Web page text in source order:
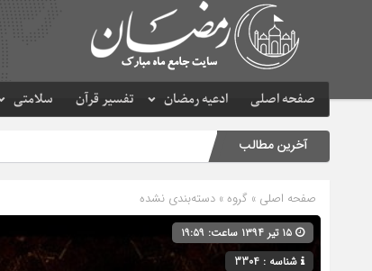
صفحه اصلی ادعیه رمضان تفسیر قرآن سلامتی
آخرین مطالب
صفحه اصلی » گروه » دسته‌بندی نشده
شناسه : 3304